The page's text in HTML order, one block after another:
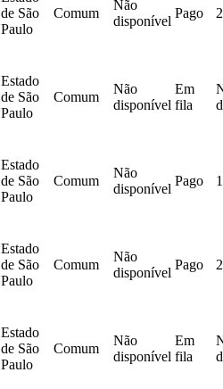
de São
Paulo
Comum
Não
disponível
Pago
Estado
de São
Paulo
Comum
Não
disponível
Em
fila
Estado
de São
Paulo
Comum
Não
disponível
Pago
Estado
de São
Paulo
Comum
Não
disponível
Pago
Estado
de São
Paulo
Comum
Não
disponível
Em
fila